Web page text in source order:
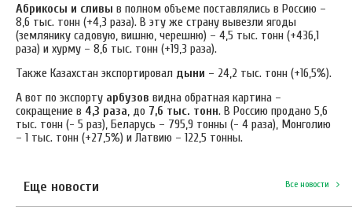
Абрикосы и сливы в полном объеме поставлялись в Россию –
8,6 тыс. тонн (+4,3 раза). В эту же страну вывезли ягоды
(землянику садовую, вишню, черешню) – 4,5 тыс. тонн (+436,1
раза) и хурму – 8,6 тыс. тонн (+19,3 раза).
Также Казахстан экспортировал дыни – 24,2 тыс. тонн (+16,5%).
А вот по экспорту арбузов видна обратная картина –
сокращение в 4,3 раза, до 7,6 тыс. тонн. В Россию продано 5,6
тыс. тонн (- 5 раз), Беларусь – 795,9 тонны (- 4 раза), Монголию
– 1 тыс. тонн (+27,5%) и Латвию – 122,5 тонны.
Еще новости Все новости